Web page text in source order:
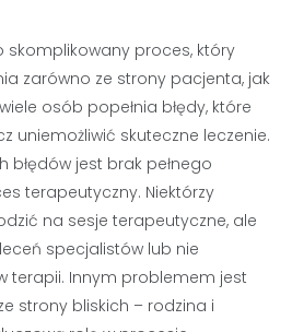
skomplikowany proces, który
zarówno ze strony pacjenta, jak
osób popełnia błędy, które
uniemożliwić skuteczne leczenie.
błędów jest brak pełnego
terapeutyczny. Niektórzy
na sesje terapeutyczne, ale
specjalistów lub nie
terapii. Innym problemem jest
strony bliskich – rodzina i